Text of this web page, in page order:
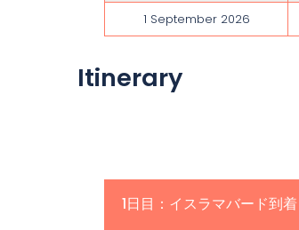
1 September 2026
Itinerary
1日目：イスラマバード到着